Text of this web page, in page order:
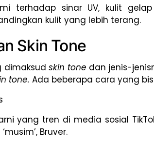
terhadap sinar UV, kulit
kulit yang lebih terang.
Skin Tone
dimaksud skin tone dan jenis-
tone. Ada beberapa cara yang
yang tren di media sosial
Bruver.